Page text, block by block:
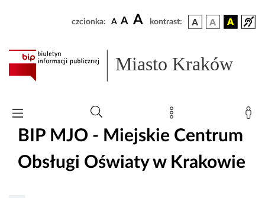
czcionka: A A A kontrast:
Miasto Kraków
BIP MJO - Miejskie Centrum
Obsługi Oświaty w Krakowie